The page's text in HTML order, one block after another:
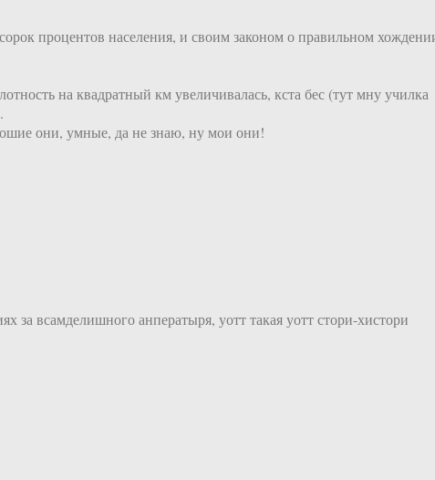
процентов населения, и своим законом о правильном
на квадратный км увеличивалась, кста бес (тут мну училка
они, умные, да не знаю, ну мои они!
всамделишного анператыря, уотт такая уотт стори-хистори